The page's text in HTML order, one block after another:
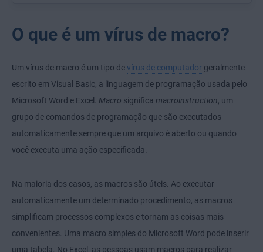
O que é um vírus de macro?
Um vírus de macro é um tipo devírus de computador geralmente
escrito em Visual Basic, a linguagem de programação usada pelo
Microsoft Word e Excel. Macro significa macroinstruction, um
grupo de comandos de programação que são executados
automaticamente sempre que um arquivo é aberto ou quando
você executa uma ação especificada.
Na maioria dos casos, as macros são úteis. Ao executar
automaticamente um determinado procedimento, as macros
simplificam processos complexos e tornam as coisas mais
convenientes. Uma macro simples do Microsoft Word pode inserir
uma tabela. No Excel, as pessoas usam macros para realizar